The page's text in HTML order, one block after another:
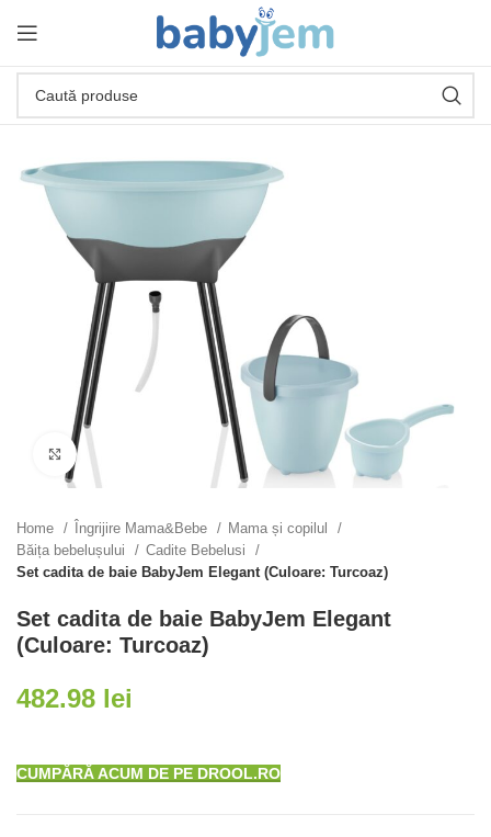
Click pentru a mari
Home Îngrijire Mama&Bebe
Mama și copilul
Băița bebelușului
Cadite Bebelusi
Set cadita de baie BabyJem Elegant (Culoare: Turcoaz)
Set cadita de baie BabyJem Elegant
(Culoare: Turcoaz)
482.98 lei
CUMPĂRĂ ACUM DE PE DROOL.RO